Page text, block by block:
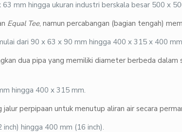
mm hingga ukuran industri berskala besar 500 x
Equal Tee, namun percabangan (bagian tengah)
dari 90 x 63 x 90 mm hingga 400 x 315 x 400
dua pipa yang memiliki diameter berbeda
hingga 400 x 315 mm.
jalur perpipaan untuk menutup aliran air secara
inch) hingga 400 mm (16 inch).